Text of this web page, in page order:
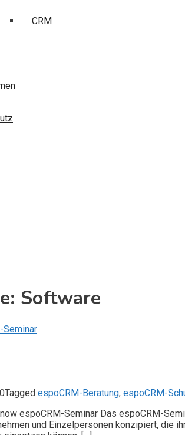
CRM
Software
0Tagged espoCRM-Beratung, espoCRM-
espoCRM-Seminar Das espoCRM-
und Einzelpersonen konzipiert, die